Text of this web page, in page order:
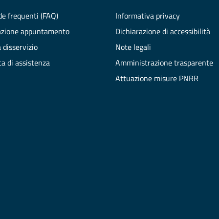
frequenti (FAQ)
appuntamento
disservizio
di assistenza
Informativa privacy
Dichiarazione di accessibilità
Note legali
Amministrazione trasparente
Attuazione misure PNRR